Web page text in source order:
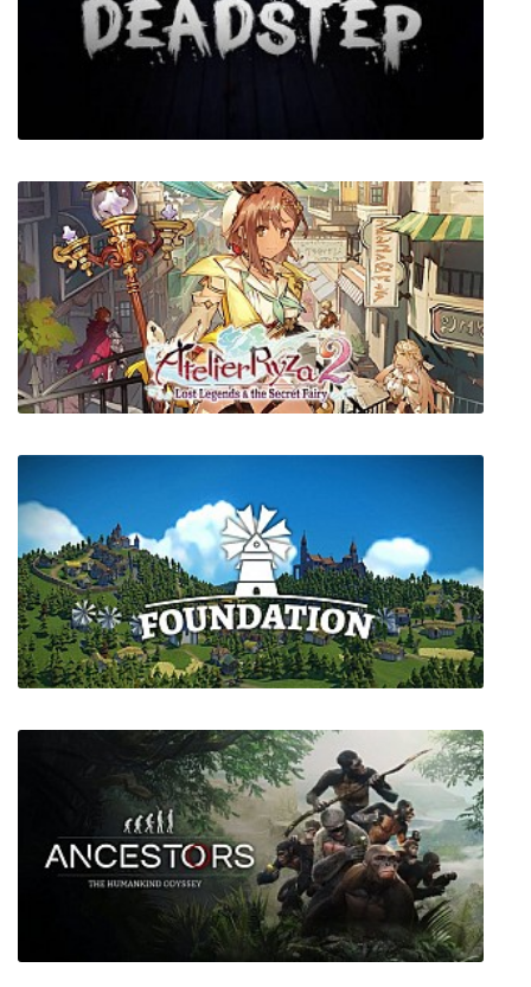
Deadstep
Atelier Ryza 2: Lost Legends & the Secret
Fairy
Foundation